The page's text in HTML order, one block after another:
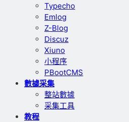
Typecho
Emlog
Z-Blog
Discuz
Xiuno
小程序
PBootCMS
數據采集
整站數據
采集工具
教程